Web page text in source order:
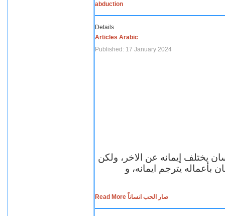
abduction
Details
Articles Arabic
Published: 17 January 2024
يختلف إيمانه عن الاخر، ولكن
بأعماله يترجم ايمانه، و
Read More صار الحب انساناً